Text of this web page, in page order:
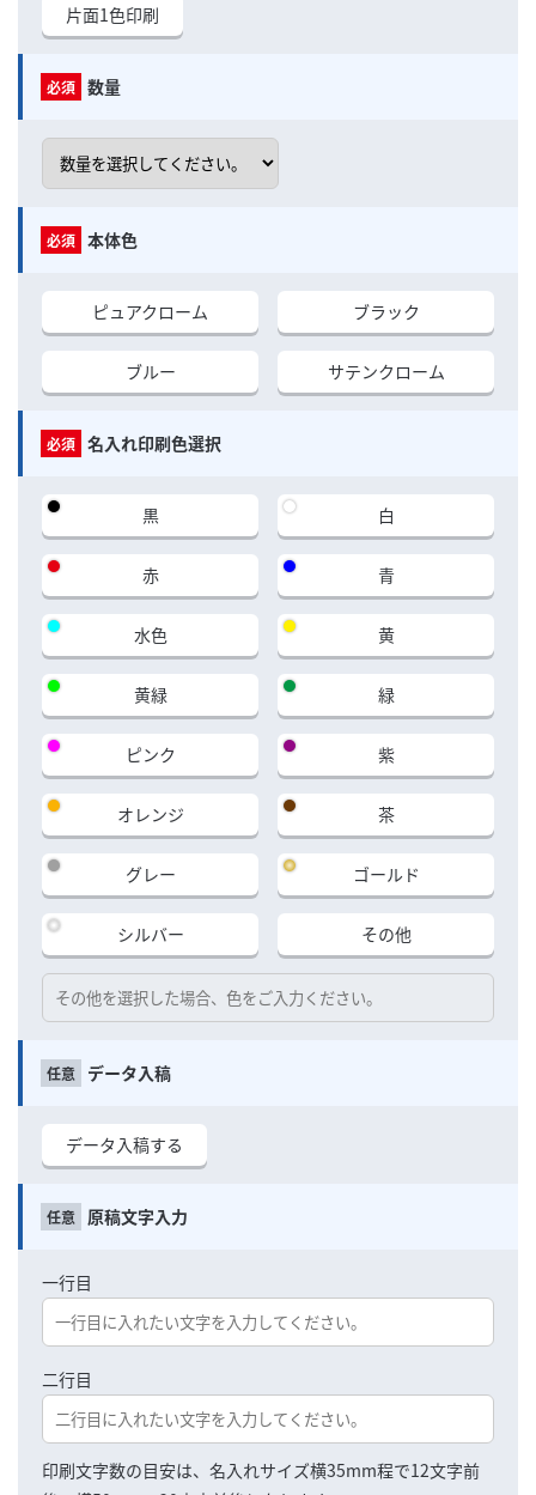
片面1色印刷
数量
本体色
ピュアクローム ブラック
ブルー サテンクローム
名入れ印刷色選択
黒 白
赤 青
水色 黄
黄緑 緑
ピンク 紫
オレンジ 茶
グレー ゴールド
シルバー その他
データ入稿
データ入稿する
原稿文字入力
一行目
二行目
印刷文字数の目安は、名入れサイズ横35mm程で12文字前